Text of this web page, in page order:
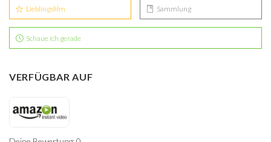
Lieblingsfilm Sammlung
Schaue ich gerade
VERFÜGBAR AUF